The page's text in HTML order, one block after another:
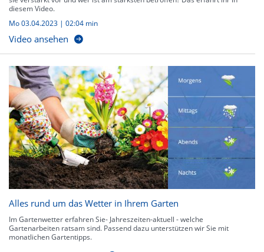
diesem Video.
Mo 03.04.2023 | 02:04 min
Video ansehen
Alles rund um das Wetter in Ihrem Garten
Im Gartenwetter erfahren Sie- Jahreszeiten-aktuell - welche
Gartenarbeiten ratsam sind. Passend dazu unterstützen wir Sie mit
monatlichen Gartentipps.